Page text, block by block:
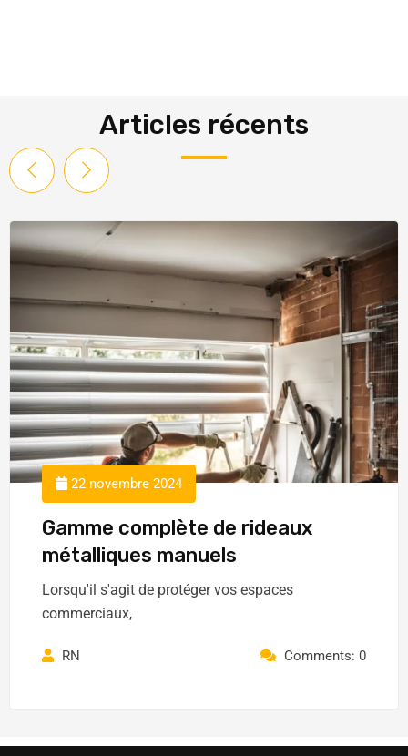
Articles récents
22 novembre 2024
Gamme complète de rideaux
métalliques manuels
Lorsqu'il s'agit de protéger vos espaces
commerciaux,
RN Comments: 0